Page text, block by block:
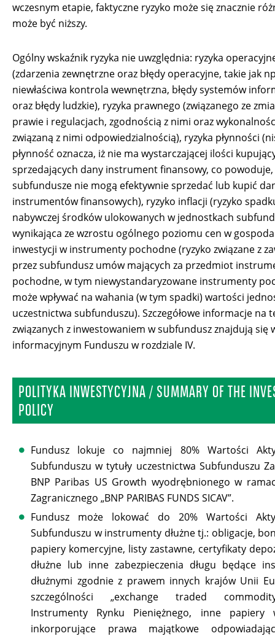
wczesnym etapie, faktyczne ryzyko może się znacznie
może być niższy.
Ogólny wskaźnik ryzyka nie uwzględnia: ryzyka
(zdarzenia zewnętrzne oraz błędy operacyjne, takie jak
niewłaściwa kontrola wewnętrzna, błędy systemów
oraz błędy ludzkie), ryzyka prawnego (związanego ze
prawie i regulacjach, zgodnością z nimi oraz
związaną z nimi odpowiedzialnością), ryzyka płynności
płynność oznacza, iż nie ma wystarczającej ilości
sprzedających dany instrument finansowy, co powoduje,
subfundusze nie mogą efektywnie sprzedać lub kupić
instrumentów finansowych), ryzyko inflacji (ryzyko
nabywczej środków ulokowanych w jednostkach
wynikająca ze wzrostu ogólnego poziomu cen w
inwestycji w instrumenty pochodne (ryzyko związane z
przez subfundusz umów mających za przedmiot
pochodne, w tym niewystandaryzowane instrumenty
może wpływać na wahania (w tym spadki) wartości
uczestnictwa subfunduszu). Szczegółowe informacje na
związanych z inwestowaniem w subfundusz znajdują się
informacyjnym Funduszu w rozdziale IV.
POLITYKA INWESTYCYJNA / SUMMARY OF THE
POLICY
Fundusz lokuje co najmniej 80% Wartości
Subfunduszu w tytuły uczestnictwa Subfunduszu
BNP Paribas US Growth wyodrębnionego w
Zagranicznego „BNP PARIBAS FUNDS SICAV”.
Fundusz może lokować do 20% Wartości
Subfunduszu w instrumenty dłużne tj.: obligacje,
papiery komercyjne, listy zastawne, certyfikaty
dłużne lub inne zabezpieczenia długu będące
dłużnymi zgodnie z prawem innych krajów Unii
szczególności „exchange traded
Instrumenty Rynku Pieniężnego, inne papiery
inkorporujące prawa majątkowe